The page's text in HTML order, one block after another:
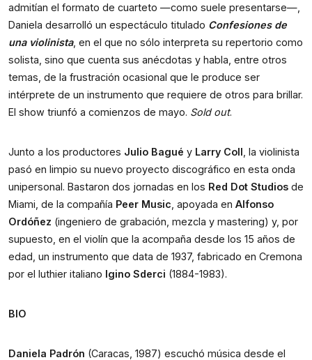
admitían el formato de cuarteto —como suele presentarse—,
Daniela desarrolló un espectáculo titulado Confesiones de
una violinista, en el que no sólo interpreta su repertorio como
solista, sino que cuenta sus anécdotas y habla, entre otros
temas, de la frustración ocasional que le produce ser
intérprete de un instrumento que requiere de otros para brillar.
El show triunfó a comienzos de mayo. Sold out.
Junto a los productores Julio Bagué y Larry Coll , la violinista
pasó en limpio su nuevo proyecto discográfico en esta onda
unipersonal. Bastaron dos jornadas en los Red Dot Studios de
Miami, de la compañía Peer Music , apoyada en Alfonso
Ordóñez (ingeniero de grabación, mezcla y mastering) y, por
supuesto, en el violín que la acompaña desde los 15 años de
edad, un instrumento que data de 1937, fabricado en Cremona
por el luthier italiano Igino Sderci (1884-1983).
BIO
Daniela Padrón (Caracas, 1987) escuchó música desde el